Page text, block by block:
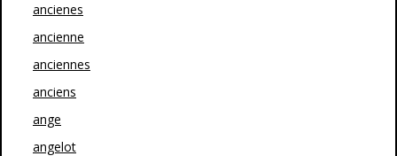
ancienes
ancienne
anciennes
anciens
ange
angelot